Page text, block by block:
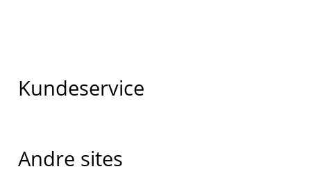
Kundeservice
Andre sites